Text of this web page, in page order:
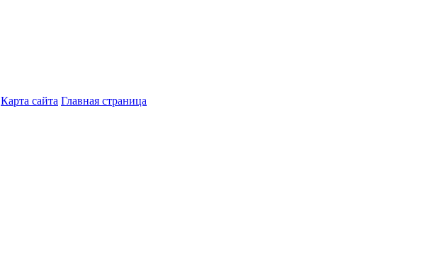
Карта сайта Главная страница